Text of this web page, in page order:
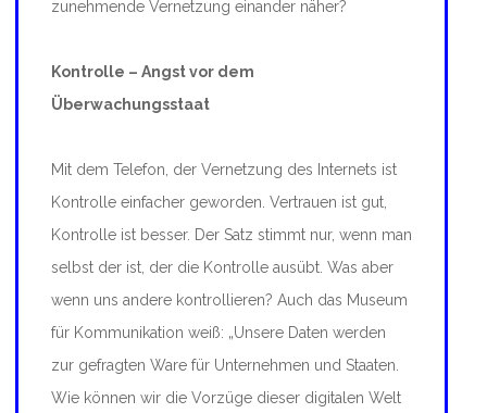
zunehmende Vernetzung einander näher?
Kontrolle – Angst vor dem
Überwachungsstaat
Mit dem Telefon, der Vernetzung des Internets ist
Kontrolle einfacher geworden. Vertrauen ist gut,
Kontrolle ist besser. Der Satz stimmt nur, wenn man
selbst der ist, der die Kontrolle ausübt. Was aber
wenn uns andere kontrollieren? Auch das Museum
für Kommunikation weiß: „Unsere Daten werden
zur gefragten Ware für Unternehmen und Staaten.
Wie können wir die Vorzüge dieser digitalen Welt